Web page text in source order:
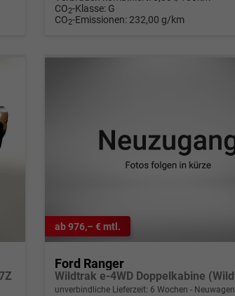
CO2-Klasse: G
CO2-Emissionen: 232,00 g/km
ab 976,– € mtl.
Ford Ranger
unverbindliche Lieferzeit: 6 Wochen Neuwagen